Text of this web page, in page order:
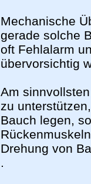
Mechanische
gerade solche
oft Fehlalarm
übervorsichtig
Am
zu
Bauch legen,
Drehung von
.